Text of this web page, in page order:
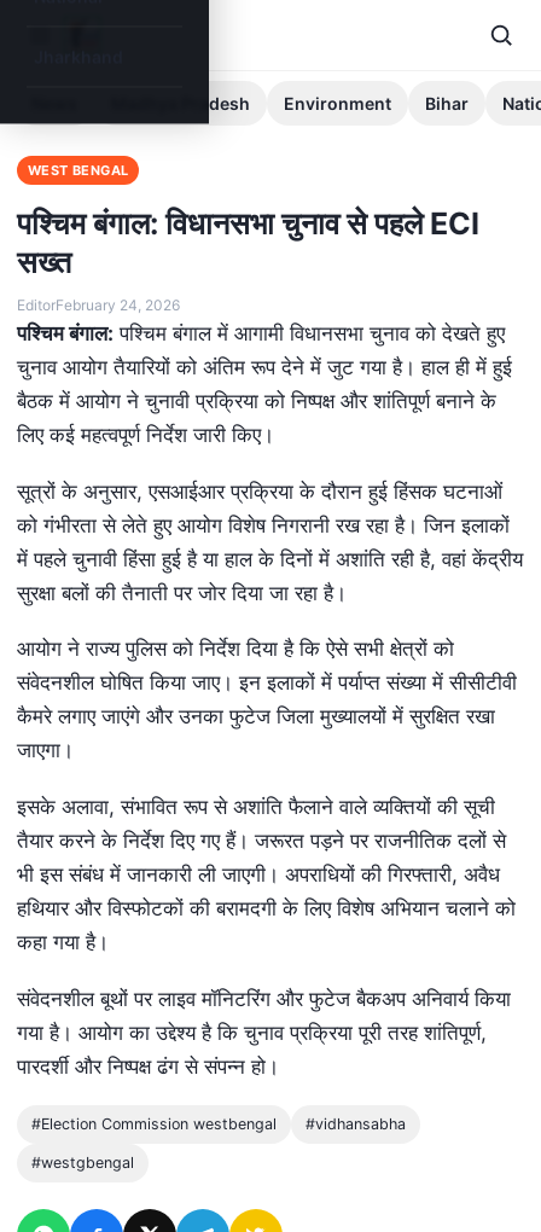
Madhya Pradesh Environment Bihar
WEST BENGAL
पश्चिम बंगाल: विधानसभा चुनाव से पहले ECI
सख्त
EditorFebruary 24, 2026
पश्चिम बंगाल: पश्चिम बंगाल में आगामी विधानसभा चुनाव को देखते हुए
चुनाव आयोग तैयारियों को अंतिम रूप देने में जुट गया है। हाल ही में हुई
बैठक में आयोग ने चुनावी प्रक्रिया को निष्पक्ष और शांतिपूर्ण बनाने के
लिए कई महत्वपूर्ण निर्देश जारी किए।
सूत्रों के अनुसार, एसआईआर प्रक्रिया के दौरान हुई हिंसक घटनाओं
को गंभीरता से लेते हुए आयोग विशेष निगरानी रख रहा है। जिन इलाकों
में पहले चुनावी हिंसा हुई है या हाल के दिनों में अशांति रही है, वहां केंद्रीय
सुरक्षा बलों की तैनाती पर जोर दिया जा रहा है।
आयोग ने राज्य पुलिस को निर्देश दिया है कि ऐसे सभी क्षेत्रों को
संवेदनशील घोषित किया जाए। इन इलाकों में पर्याप्त संख्या में सीसीटीवी
कैमरे लगाए जाएंगे और उनका फुटेज जिला मुख्यालयों में सुरक्षित रखा
जाएगा।
इसके अलावा, संभावित रूप से अशांति फैलाने वाले व्यक्तियों की सूची
तैयार करने के निर्देश दिए गए हैं। जरूरत पड़ने पर राजनीतिक दलों से
भी इस संबंध में जानकारी ली जाएगी। अपराधियों की गिरफ्तारी, अवैध
हथियार और विस्फोटकों की बरामदगी के लिए विशेष अभियान चलाने को
कहा गया है।
संवेदनशील बूथों पर लाइव मॉनिटरिंग और फुटेज बैकअप अनिवार्य किया
गया है। आयोग का उद्देश्य है कि चुनाव प्रक्रिया पूरी तरह शांतिपूर्ण,
पारदर्शी और निष्पक्ष ढंग से संपन्न हो।
#Election Commission westbengal #vidhansabha
#westgbengal